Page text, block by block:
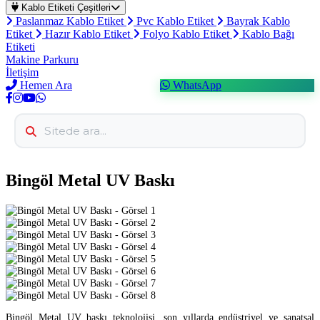
Kablo Etiketi Çeşitleri
Paslanmaz Kablo Etiket Pvc Kablo Etiket
Bayrak Kablo
Etiket
Hazır Kablo Etiket Folyo Kablo Etiket
Kablo Bağı
Etiketi
Makine Parkuru
İletişim
Hemen Ara
WhatsApp
Bingöl Metal UV Baskı
Bingöl Metal UV baskı teknolojisi, son yıllarda endüstriyel ve sanatsal